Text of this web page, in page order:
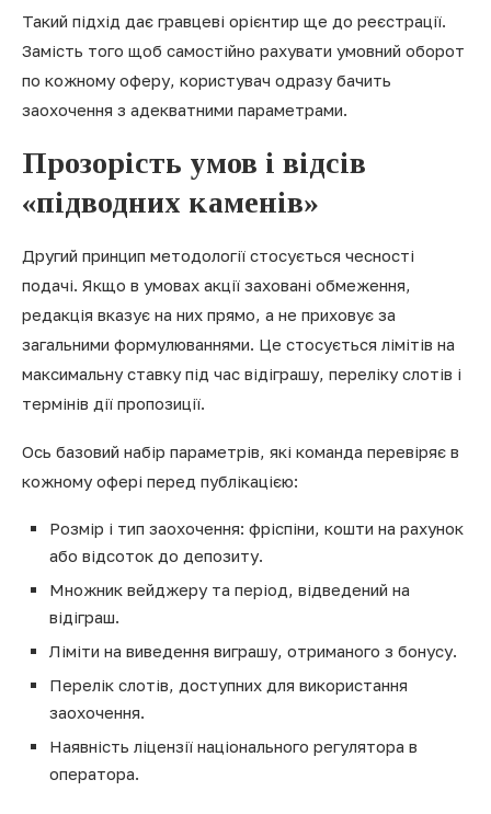
Такий підхід дає гравцеві орієнтир ще до реєстрації.
Замість того щоб самостійно рахувати умовний оборот
по кожному оферу, користувач одразу бачить
заохочення з адекватними параметрами.
Прозорість умов і відсів
«підводних каменів»
Другий принцип методології стосується чесності
подачі. Якщо в умовах акції заховані обмеження,
редакція вказує на них прямо, а не приховує за
загальними формулюваннями. Це стосується лімітів на
максимальну ставку під час відіграшу, переліку слотів і
термінів дії пропозиції.
Ось базовий набір параметрів, які команда перевіряє в
кожному офері перед публікацією:
Розмір і тип заохочення: фріспіни, кошти на рахунок
або відсоток до депозиту.
Множник вейджеру та період, відведений на
відіграш.
Ліміти на виведення виграшу, отриманого з бонусу.
Перелік слотів, доступних для використання
заохочення.
Наявність ліцензії національного регулятора в
оператора.